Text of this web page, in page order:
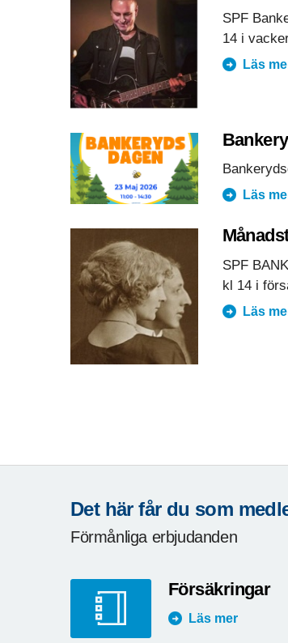
SPF
14 i
Läs
Läs
SPF
kl 14 i
Läs
Det här får du som
Förmånliga erbjudanden
Försäkringar
Läs mer